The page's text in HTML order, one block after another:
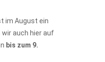
im August ein
auch hier auf
bis zum 9.